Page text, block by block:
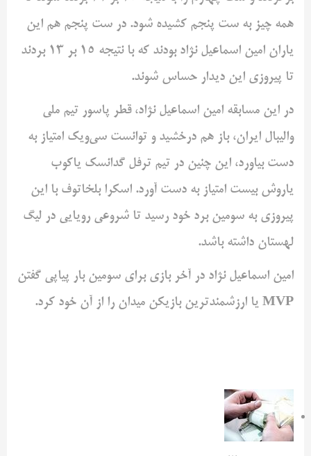
همه چیز به ست پنجم کشیده شود. در ست پنجم هم این
یاران امین اسماعیل نژاد بودند که با نتیجه ۱۵ بر ۱۳ بردند
تا پیروزی این دیدار حساس شوند.
در این مسابقه امین اسماعیل نژاد، قطر پاسور تیم ملی
والیبال ایران، باز هم درخشید و توانست سی‌ویک امتیاز به
دست بیاورد، این چنین در تیم ترفل گدانسک یاکوب
یاروش بیست امتیاز به دست آورد. اسکرا بلخاتوف با این
پیروزی به سومین برد خود رسید تا شروعی رویایی در لیگ
لهستان داشته باشد.
امین اسماعیل نژاد در آخر بازی برای سومین بار پیاپی گفتن
MVP یا ارزشمندترین بازیکن میدان را از آن خود کرد.